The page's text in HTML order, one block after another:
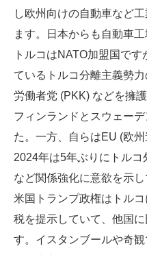
し欧州向けの自動車など
ます。日本からも自動車工
トルコはNATO加盟国で
ているトルコ分離主義勢
労働者党 (PKK) などを擁
フィンランドとスウェー
た。一方、自らはEU (欧
2024年は5年ぶりにトル
など関係強化に意欲を示し
米国トランプ政権はトル
税を提示していて、他国
す。イスタンブールや奇